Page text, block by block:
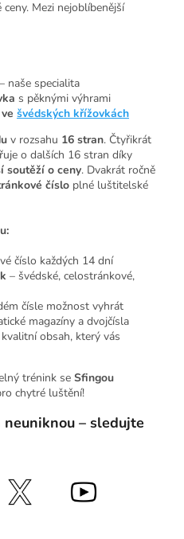
Mezi nejoblíbenější
– naše specialita
s pěknými výhrami
švédských křížovkách
v rozsahu 16 stran. Čtyřikrát
o dalších 16 stran díky
soutěží o ceny. Dvakrát ročně
číslo plné luštitelské
číslo každých 14 dní
– švédské, celostránkové,
čísle možnost vyhrát
magazíny a dvojčísla
obsah, který vás
trénink se Sfingou
chytré luštění!
– sledujte